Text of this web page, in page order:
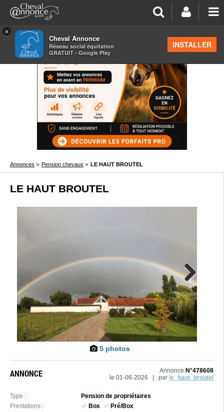
×
Cheval Annonce
Réseau social équitation
GRATUIT - Google Play
INSTALLER
Annonces > Pension chevaux > LE HAUT BROUTEL
LE HAUT BROUTEL
Next
5 photos
ANNONCE Annonce N°478608
le 01-06-2026 | par le_haut_broutel
Type :
Pension de propriétaires
Prestations :
Box
Pré/Box